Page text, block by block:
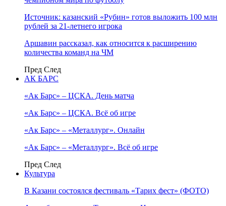
Источник: казанский «Рубин» готов выложить 100 млн
рублей за 21-летнего игрока
Аршавин рассказал, как относится к расширению
количества команд на ЧМ
Пред След
АК БАРС
«Ак Барс» – ЦСКА. День матча
«Ак Барс» – ЦСКА. Всё об игре
«Ак Барс» – «Металлург». Онлайн
«Ак Барс» – «Металлург». Всё об игре
Пред След
Культура
В Казани состоялся фестиваль «Тарих фест» (ФОТО)